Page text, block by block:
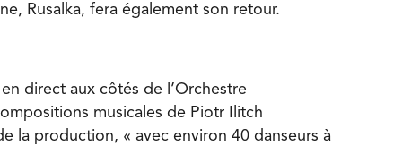
Rusalka, fera également son retour.
direct aux côtés de l’Orchestre
musicales de Piotr Ilitch
la production, « avec environ 40 danseurs à